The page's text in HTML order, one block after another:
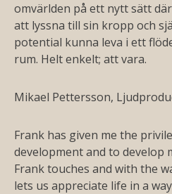
omvärlden på ett nytt sätt
att lyssna till sin kropp och
potential kunna leva i ett
rum. Helt enkelt; att vara.
Mikael Pettersson,
Frank has given me the
development and to develop
Frank touches and with the
lets us appreciate life in a